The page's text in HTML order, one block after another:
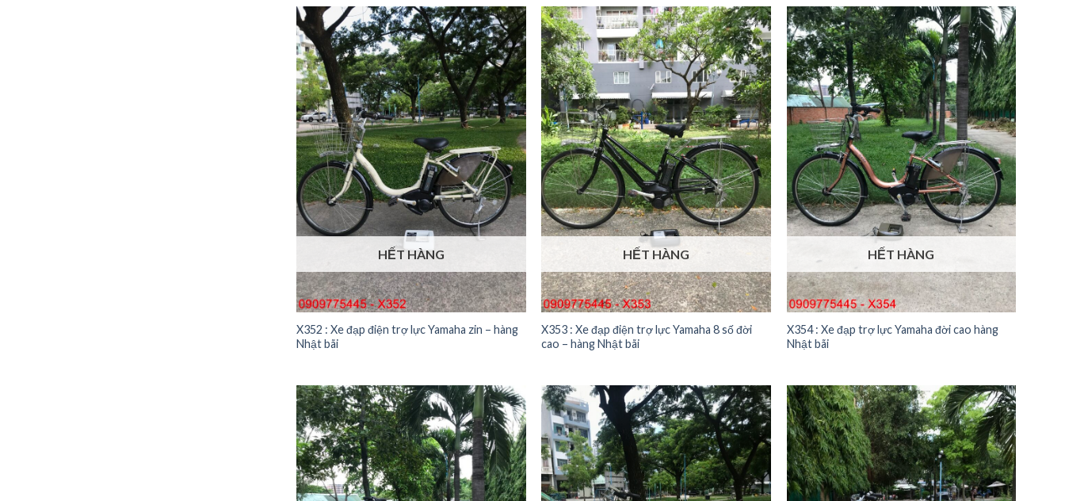
HẾT HÀNG
X352 : Xe đạp điện trợ lực Yamaha zin – hàng
Nhật bãi
HẾT HÀNG
X353 : Xe đạp điện trợ lực Yamaha 8 số đời
cao – hàng Nhật bãi
HẾT HÀNG
X354 : Xe đạp trợ lực Yamaha đời cao hàng
Nhật bãi